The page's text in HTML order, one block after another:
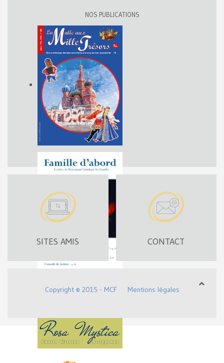
NOS PUBLICATIONS
SITES AMIS CONTACT
Copyright © 2015 - MCF Mentions légales